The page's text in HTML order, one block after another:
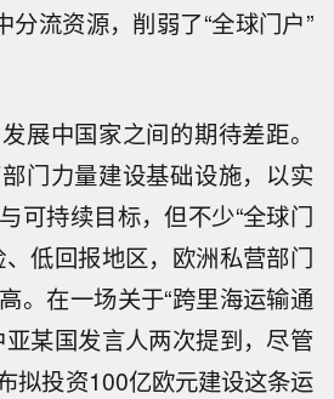
分流资源，削弱了“全球门户”
展中国家之间的期待差距。
门力量建设基础设施，以实
可持续目标，但不少“全球门
低回报地区，欧洲私营部门
。在一场关于“跨里海运输通
亚某国发言人两次提到，尽管
拟投资100亿欧元建设这条运